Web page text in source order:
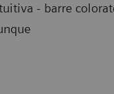
- barre